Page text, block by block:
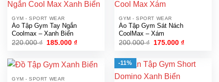
GYM - SPORT WEAR
Áo Tập Gym Tay Ngắn
Coolmax – Xanh Biển
220.000₫ Giá
220.000 ₫.
185.000₫Giá
là:
185.000 ₫.
GYM - SPORT WEAR
Áo Tập Gym Sát Nách
CoolMax – Xám
200.000₫ Giá
200.000 ₫.
175.000₫Giá
là:
175.000 ₫.
GYM - SPORT WEAR
-11%